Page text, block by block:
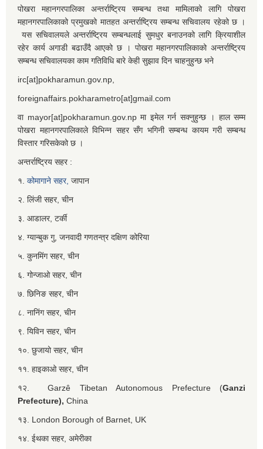
पोखरा महानगरपालिका अन्तर्राष्ट्रिय सम्बन्ध तथा मामिलाको लागि पोखरा
महानगरपालिकाको प्रमुखको मातहत अन्तर्राष्ट्रिय सम्बन्ध सचिवालय रहेको छ ।
यस सचिवालयले अन्तर्राष्ट्रिय सम्बन्धलाई सुमधुर बनाउनको लागि क्रियाशील
रहेर कार्य अगाडी बढाउँदै आएको छ । पोखरा महानगरपालिकाको अन्तर्राष्ट्रिय
सम्बन्ध सचिवालयका काम गतिविधि बारे केही सुझाव दिन चाहनुहुन्छ भने
irc[at]pokharamun.gov.np,
foreignaffairs.pokharametro[at]gmail.com
वा mayor[at]pokharamun.gov.np मा इमेल गर्न सक्नुहुन्छ । हाल सम्म
पोखरा महानगरपालिकाले विभिन्न सहर सँग भगिनी सम्बन्ध कायम गरी सम्बन्ध
विस्तार गरिसकेको छ ।
अन्तर्राष्ट्रिय सहर :
१. कोमागाने सहर, जापान
२. लिंजी सहर, चीन
३. आडालर, टर्की
४. ग्यान्बुक गु, जनवादी गणतन्त्र दक्षिण कोरिया
५. कुनमिंग सहर, चीन
६. गोन्जाओ सहर, चीन
७. छिनिङ सहर, चीन
८. नानिंग सहर, चीन
९. यिविन सहर, चीन
१०. छुजायो सहर, चीन
११. हाइकाओ सहर, चीन
१२. Garzê Tibetan Autonomous Prefecture (Ganzi
Prefecture), China
१३. London Borough of Barnet, UK
१४. ईथका सहर, अमेरीका